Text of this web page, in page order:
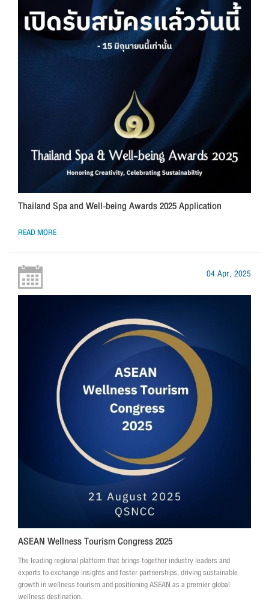
Thailand Spa and Well-being Awards 2025 Application
READ MORE
04 Apr, 2025
ASEAN Wellness Tourism Congress 2025
The leading regional platform that brings together industry leaders and
experts to exchange insights and foster partnerships, driving sustainable
growth in wellness tourism and positioning ASEAN as a premier global
wellness destination.